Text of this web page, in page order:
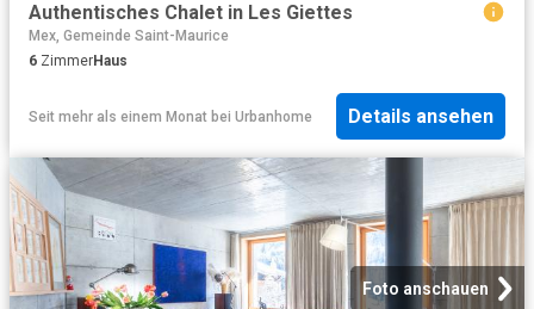
Authentisches Chalet in Les Giettes
Mex, Gemeinde Saint-Maurice
6 ZimmerHaus
Seit mehr als einem Monat bei Urbanhome Details ansehen
Foto anschauen